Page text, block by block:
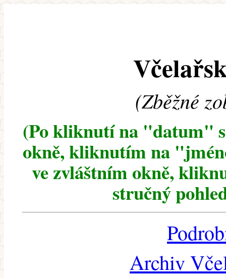
(Zběžné
(Po kliknutí na "datum"
okně, kliknutím na
ve zvláštním okně,
stručný
Archiv